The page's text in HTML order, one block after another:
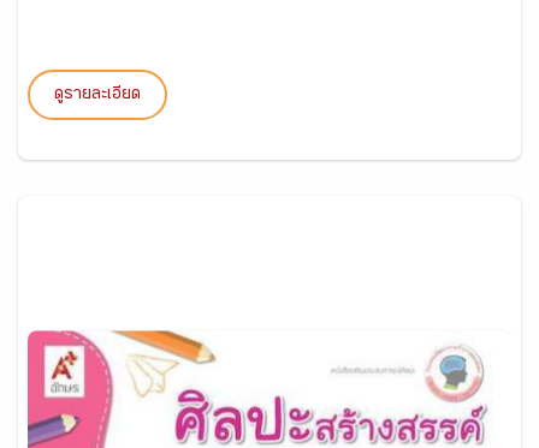
ดูรายละเอียด